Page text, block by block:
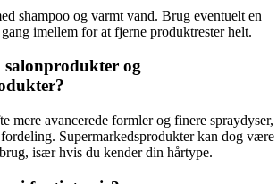
shampoo og varmt vand. Brug eventuelt en
imellem for at fjerne produktrester helt.
og
mere avancerede formler og finere spraydyser,
Supermarkedsprodukter kan dog være
især hvis du kender din hårtype.